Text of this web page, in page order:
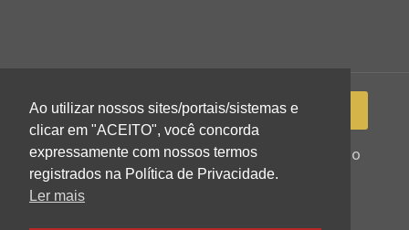
2022 © Igreja Assembleia de Deus Ministério
de Perus - Todos os direitos reservados
Ao utilizar nossos sites/portais/sistemas e
clicar em "ACEITO", você concorda
expressamente com nossos termos
registrados na Política de Privacidade.
Ler mais